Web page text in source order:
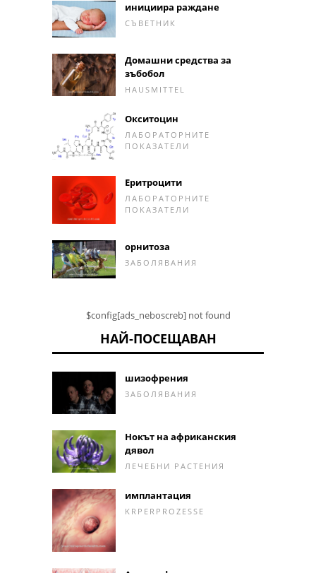
инициира раждане
СЪВЕТНИК
Домашни средства за
зъбобол
HAUSMITTEL
Окситоцин
ЛАБОРАТОРНИТЕ
ПОКАЗАТЕЛИ
Еритроцити
ЛАБОРАТОРНИТЕ
ПОКАЗАТЕЛИ
орнитоза
ЗАБОЛЯВАНИЯ
$config[ads_neboscreb] not found
НАЙ-ПОСЕЩАВАН
шизофрения
ЗАБОЛЯВАНИЯ
Нокът на африканския
дявол
ЛЕЧЕБНИ РАСТЕНИЯ
имплантация
KRPERPROZESSE